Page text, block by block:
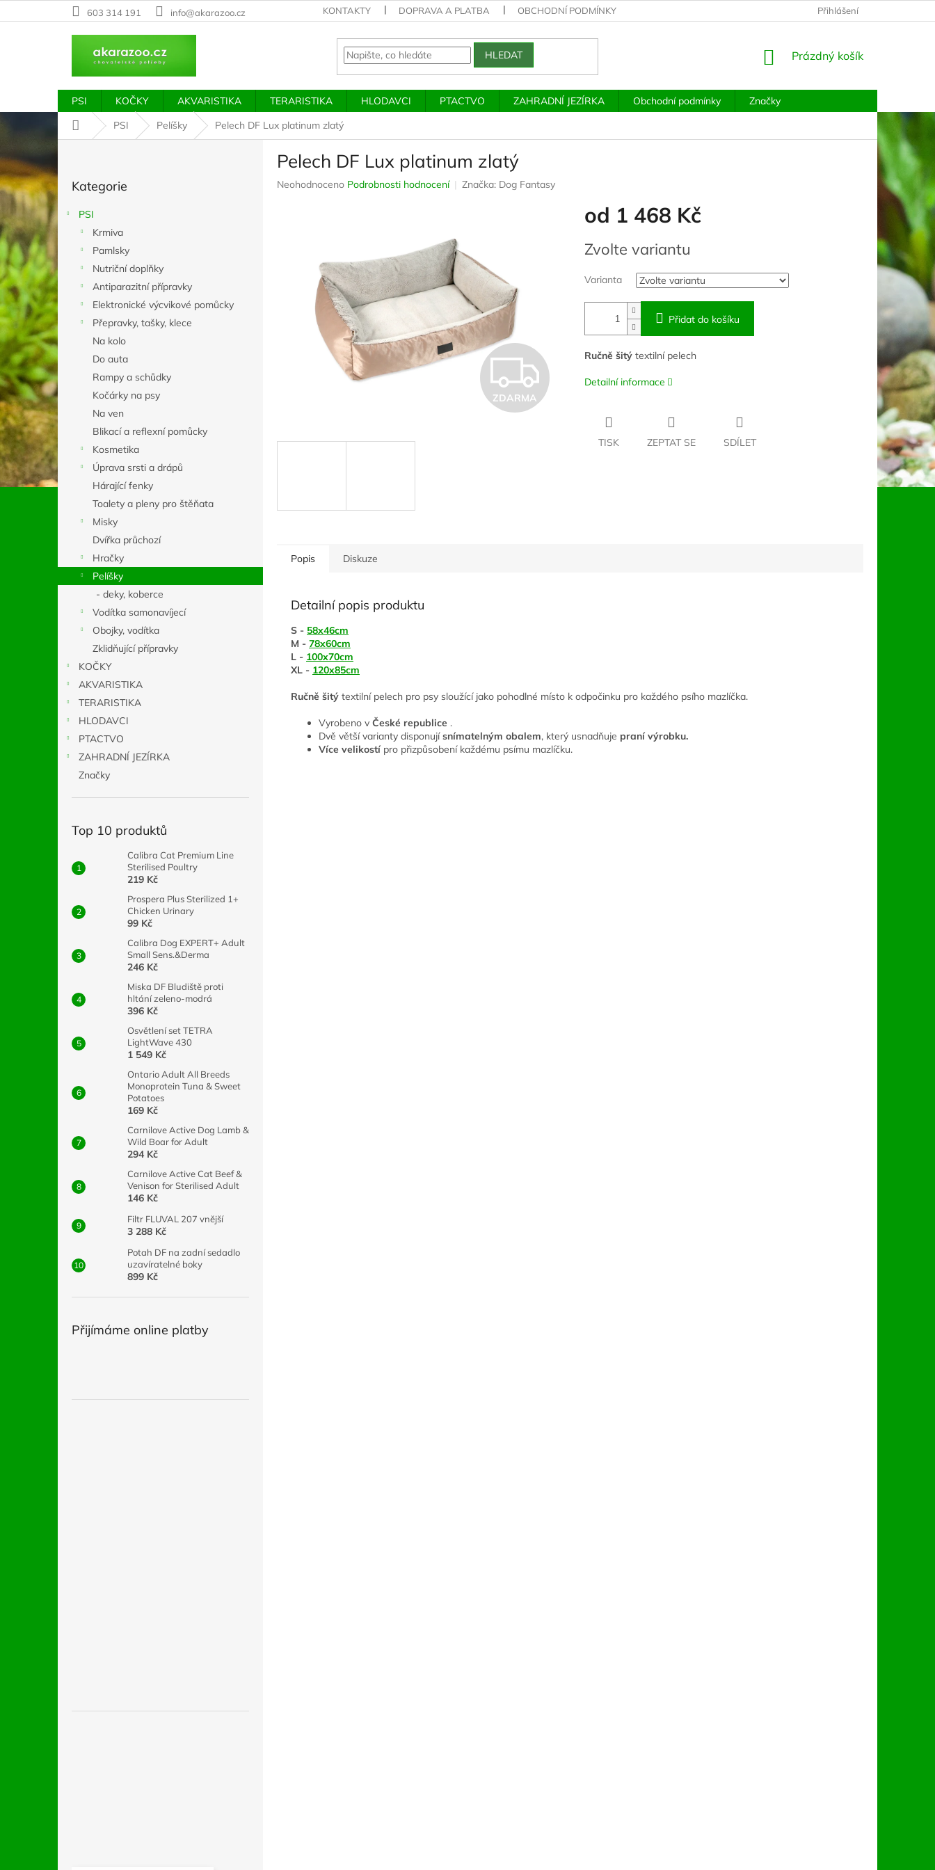
na
603 314 191 info@akarazoo.cz KONTAKTY DOPRAVA A PLATBA OBCHODNÍ PODMÍNKY PODMÍNKY OCHRANY OSOBNÍCH ÚDAJŮ MOJE OBJEDNÁVKA
Přihlášení
HLEDAT
NÁKUPNÍ
Prázdný košík
PSI KOČKY AKVARISTIKA TERARISTIKA HLODAVCI PTACTVO ZAHRADNÍ JEZÍRKA Obchodní podmínky
Značky
Domů
PSI Pelíšky Pelech DF Lux platinum zlatý
s
t
r
a
í
p
a
n
e
l
kategorie
Kategorie
PSI
Krmiva
Pamlsky
Nutriční doplňky
Antiparazitní přípravky
Elektronické výcvikové pomůcky
Přepravky, tašky, klece
Na kolo
Do auta
Rampy a schůdky
Kočárky na psy
Na ven
Blikací a reflexní pomůcky
Kosmetika
Úprava srsti a drápů
Hárající fenky
Toalety a pleny pro štěňata
Misky
Dvířka průchozí
Hračky
Pelíšky
- deky, koberce
Vodítka samonavíjecí
Obojky, vodítka
Zklidňující přípravky
KOČKY
AKVARISTIKA
TERARISTIKA
HLODAVCI
PTACTVO
ZAHRADNÍ JEZÍRKA
Značky
Top 10 produktů
Calibra Cat Premium Line
Sterilised Poultry
219 Kč
Prospera Plus Sterilized 1+
Chicken Urinary
99 Kč
Calibra Dog EXPERT+ Adult
Small Sens.&Derma
246 Kč
Miska DF Bludiště proti
hltání zeleno-modrá
396 Kč
Osvětlení set TETRA
LightWave 430
1 549 Kč
Ontario Adult All Breeds
Monoprotein Tuna & Sweet
Potatoes
169 Kč
Carnilove Active Dog Lamb &
Wild Boar for Adult
294 Kč
Carnilove Active Cat Beef &
Venison for Sterilised Adult
146 Kč
Filtr FLUVAL 207 vnější
3 288 Kč
Potah DF na zadní sedadlo
uzavíratelné boky
899 Kč
Přijímáme online platby
Pelech DF Lux platinum zlatý
Průměrné
hvězdiček.
Neohodnoceno Podrobnosti hodnocení Značka: Dog Fantasy
Z
D
ZDARMA
od 1 468 Kč
cena:
Zvolte variantu
Varianta
Přidat do košíku
Ručně šitý textilní pelech
Detailní informace
TISK ZEPTAT SE SDÍLET
Popis Diskuze
Detailní popis produktu
S - 58x46cm
M - 78x60cm
L - 100x70cm
XL - 120x85cm
Ručně šitý textilní pelech pro psy sloužící jako pohodlné místo k odpočinku pro každého psího mazlíčka.
Vyrobeno v České republice .
Dvě větší varianty disponují snímatelným obalem, který usnadňuje praní výrobku.
Více velikostí pro přizpůsobení každému psímu mazlíčku.